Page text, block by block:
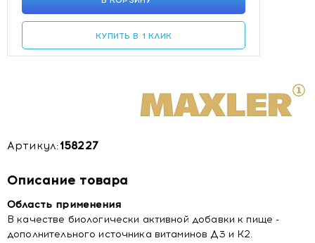
КУПИТЬ В 1 КЛИК
Артикул:158227
Описание товара
Область применения
В качестве биологически активной добавки к пище -
дополнительного источника витаминов Д3 и К2.